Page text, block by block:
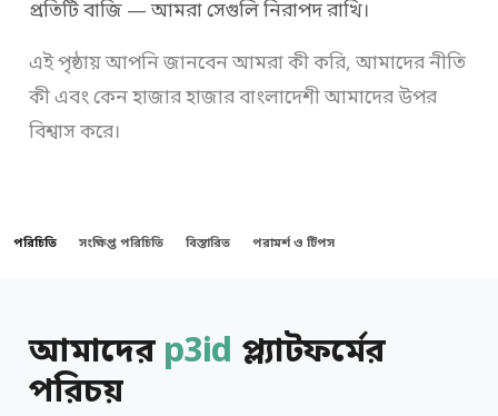
দিতেই আমরা
প্রতিদিন কাজ
করছি।
প্রতিটি বাজি — আমরা সেগুলি নিরাপদ রাখি।
এই পৃষ্ঠায় আপনি জানবেন আমরা কী করি, আমাদের নীতি
কী এবং কেন হাজার হাজার বাংলাদেশী আমাদের উপর
বিশ্বাস করে।
পরিচিতি সংক্ষিপ্ত পরিচিতি বিস্তারিত পরামর্শ ও টিপস
আমাদের p3id প্ল্যাটফর্মের
পরিচয়